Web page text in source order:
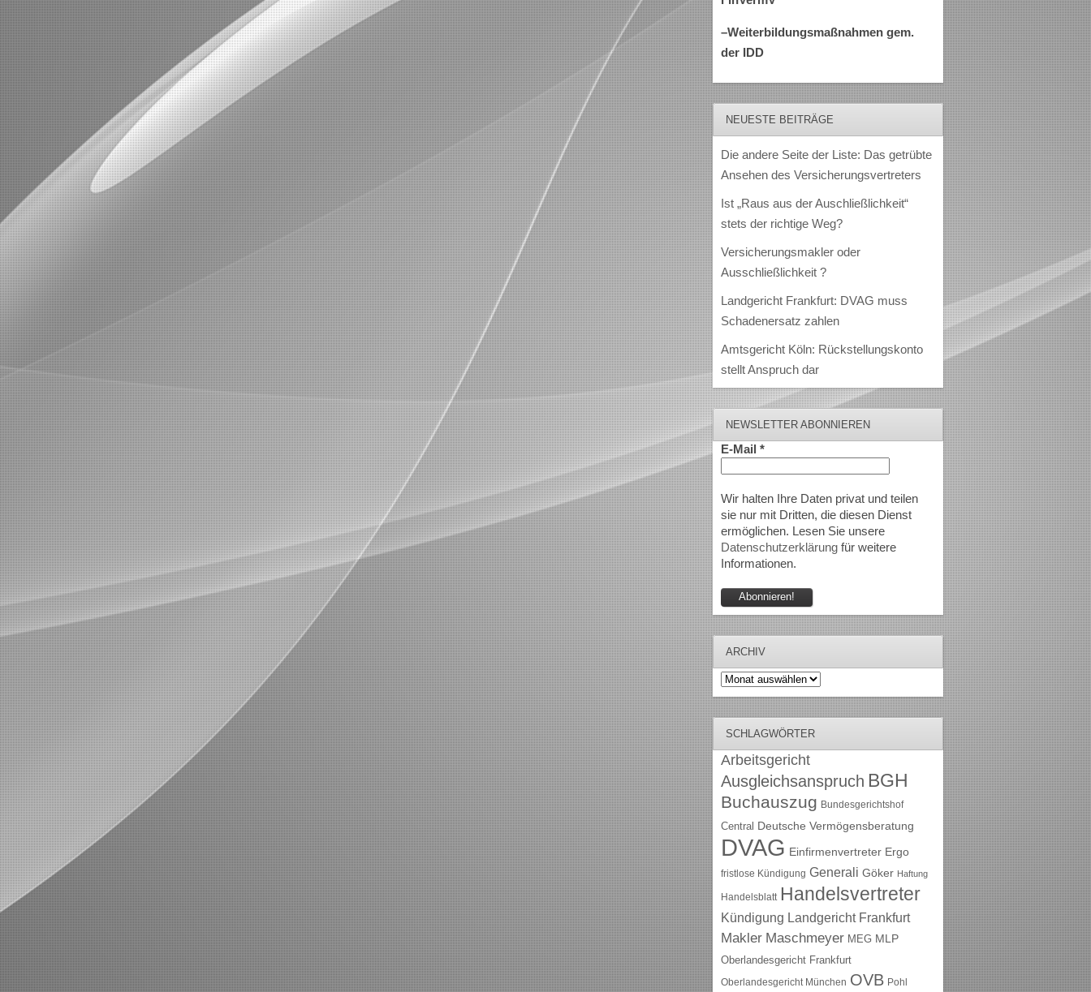
–Weiterbildungsmaßnahmen gem.
der IDD
NEUESTE BEITRÄGE
Die andere Seite der Liste: Das getrübte
Ansehen des Versicherungsvertreters
Ist „Raus aus der Auschließlichkeit“
stets der richtige Weg?
Versicherungsmakler oder
Ausschließlichkeit ?
Landgericht Frankfurt: DVAG muss
Schadenersatz zahlen
Amtsgericht Köln: Rückstellungskonto
stellt Anspruch dar
NEWSLETTER ABONNIEREN
E-Mail *
Wir halten Ihre Daten privat und teilen
sie nur mit Dritten, die diesen Dienst
ermöglichen. Lesen Sie unsere
Datenschutzerklärungfür weitere
Informationen.
ARCHIV
Archiv
SCHLAGWÖRTER
Arbeitsgericht
Ausgleichsanspruch BGH
Buchauszug Bundesgerichtshof
Central Deutsche Vermögensberatung
DVAG Einfirmenvertreter Ergo
fristlose Kündigung Generali Göker Haftung
Handelsblatt Handelsvertreter
Kündigung Landgericht Frankfurt
Makler Maschmeyer MEG MLP
Oberlandesgericht Frankfurt
Oberlandesgericht München OVB Pohl